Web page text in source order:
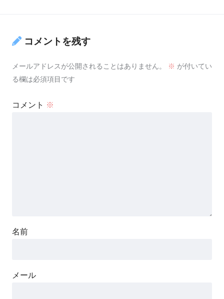
コメントを残す
メールアドレスが公開されることはありません。 ※ が付いてい
る欄は必須項目です
コメント ※
名前
メール